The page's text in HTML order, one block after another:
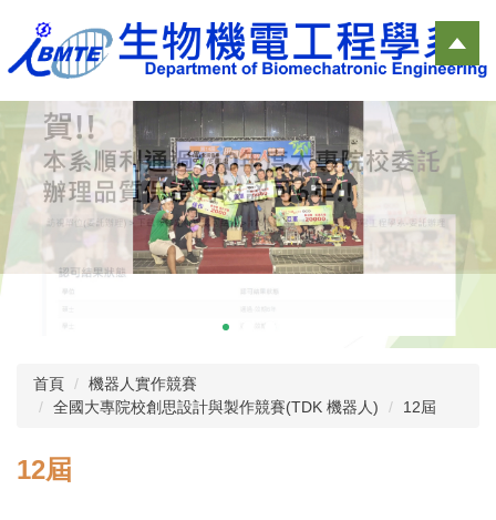
主
容
區
首頁
機器人實作競賽
全國大專院校創思設計與製作競賽(TDK 機器人)
12屆
12屆